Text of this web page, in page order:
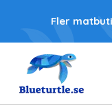
Fler